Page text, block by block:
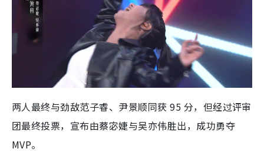
两人最终与劲敌范子睿、尹景顺同获 95 分，但经过评审
团最终投票，宣布由蔡宓婕与吴亦伟胜出，成功勇夺
MVP。